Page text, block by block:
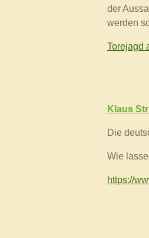
der
werden
Torejagd
Klaus
Die
Wie
https://